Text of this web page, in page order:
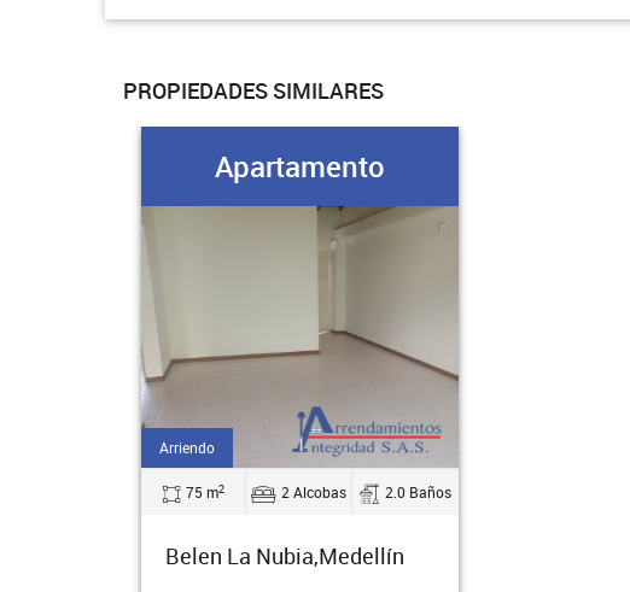
PROPIEDADES SIMILARES
Apartamento
Arriendo
75 m2 2 Alcobas 2.0 Baños
Belen La Nubia,Medellín